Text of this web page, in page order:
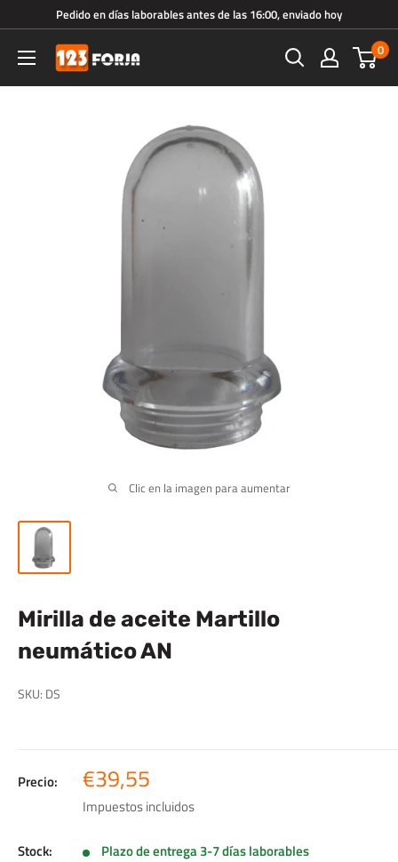
directamente
contenido
Pedido en días laborables antes de las 16:00, enviado hoy
123forja.es 0
Clic en la imagen para aumentar
Mirilla de aceite Martillo
neumático AN
SKU: DS
Precio: Precio
de
venta
€39,55
Impuestos incluidos
Stock: Plazo de entrega 3-7 días laborables